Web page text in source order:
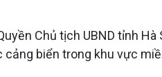
Chủ tịch UBND tỉnh
cảng biển trong khu vực